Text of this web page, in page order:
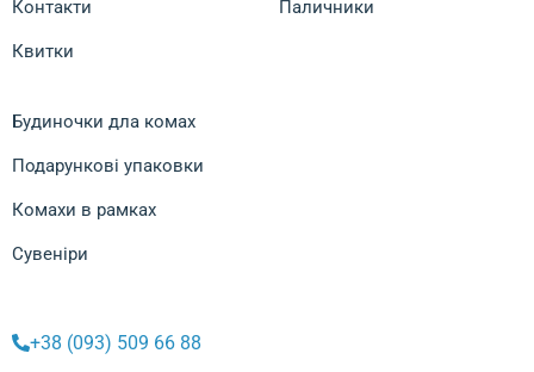
Контакти
Квитки
Паличники
Будиночки дла комах
Подарункові упаковки
Комахи в рамках
Сувеніри
+38 (093) 509 66 88